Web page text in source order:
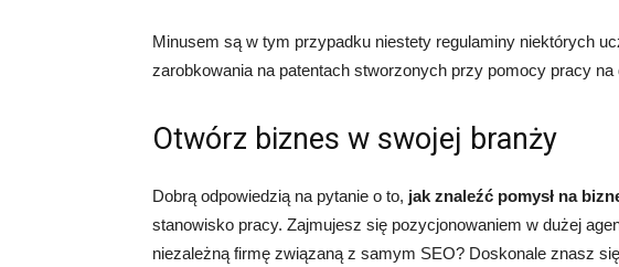
Minusem są w tym przypadku niestety regulaminy niektórych
zarobkowania na patentach stworzonych przy pomocy pracy na
Otwórz biznes w swojej branży
Dobrą odpowiedzią na pytanie o to, jak znaleźć pomysł na
stanowisko pracy. Zajmujesz się pozycjonowaniem w dużej
niezależną firmę związaną z samym SEO? Doskonale znasz